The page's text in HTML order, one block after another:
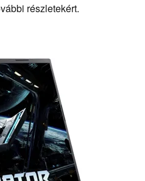
részletekért.